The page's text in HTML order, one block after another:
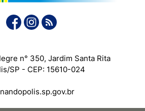
n° 350, Jardim Santa Rita
SP - CEP: 15610-024